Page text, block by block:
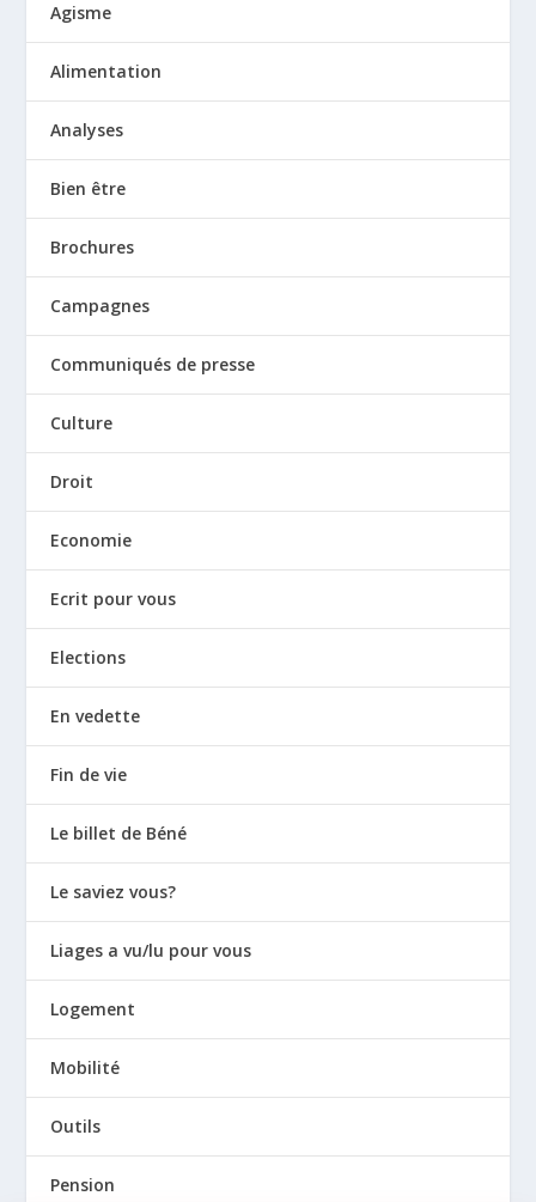
Agisme
Alimentation
Analyses
Bien être
Brochures
Campagnes
Communiqués de presse
Culture
Droit
Economie
Ecrit pour vous
Elections
En vedette
Fin de vie
Le billet de Béné
Le saviez vous?
Liages a vu/lu pour vous
Logement
Mobilité
Outils
Pension